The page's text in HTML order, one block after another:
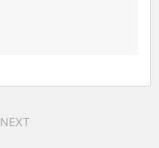
NEXT